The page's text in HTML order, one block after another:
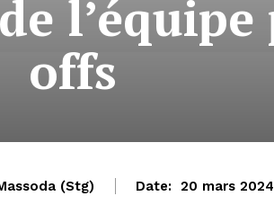
offs
(Stg) Date: 20 mars 2024